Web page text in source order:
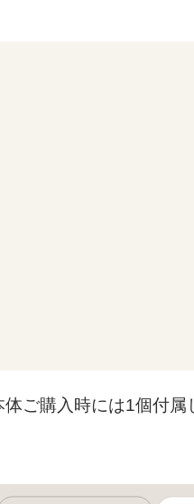
ご購入時には1個付属